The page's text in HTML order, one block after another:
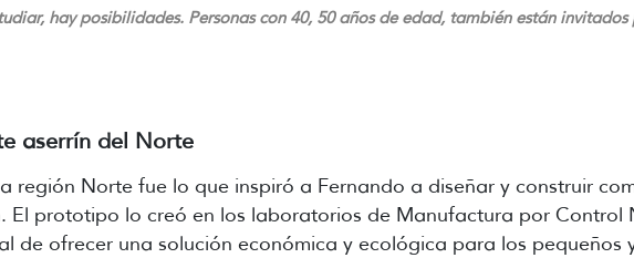
hay posibilidades. Personas con 40, 50 años de edad, también están invitados
aserrín del Norte
región Norte fue lo que inspiró a Fernando a diseñar y construir
El prototipo lo creó en los laboratorios de Manufactura por Control
de ofrecer una solución económica y ecológica para los pequeños